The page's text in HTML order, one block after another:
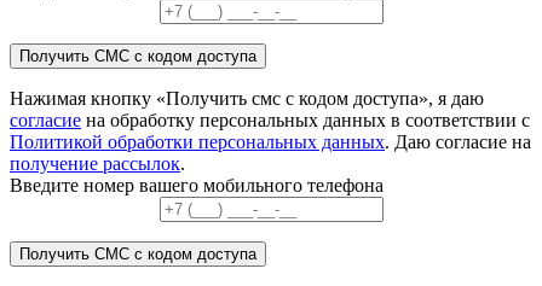
Получить СМС с кодом доступа
Нажимая кнопку «Получить смс с кодом доступа», я даю
согласие на обработку персональных данных в соответствии с
Политикой обработки персональных данных. Даю согласие на
получение рассылок.
Введите номер вашего мобильного телефона
Получить СМС с кодом доступа